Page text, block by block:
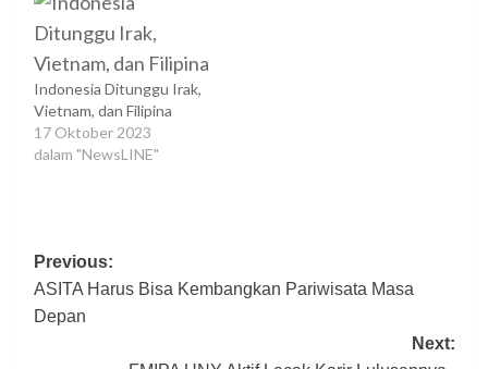
Indonesia Ditunggu Irak,
Vietnam, dan Filipina
17 Oktober 2023
dalam "NewsLINE"
Post
navigation
Previous:
ASITA Harus Bisa Kembangkan Pariwisata Masa
Depan
Next: